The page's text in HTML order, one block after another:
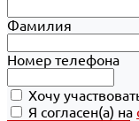
Фамилия
Номер телефона
Хочу
Я согласен(а) на